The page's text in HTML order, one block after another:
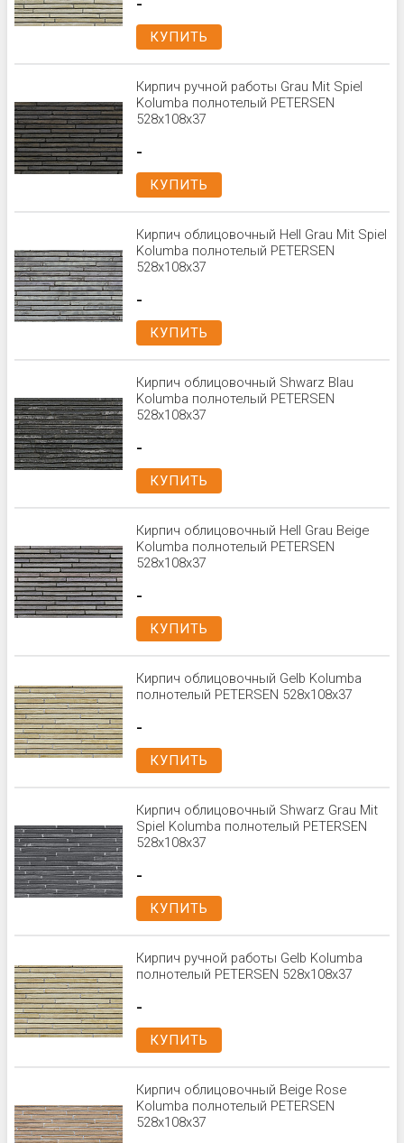
КУПИТЬ
Кирпич ручной работы Grau Mit Spiel
Kolumba полнотелый PETERSEN
528x108x37
-
КУПИТЬ
Кирпич облицовочный Hell Grau Mit Spiel
Kolumba полнотелый PETERSEN
528x108x37
-
КУПИТЬ
Кирпич облицовочный Shwarz Blau
Kolumba полнотелый PETERSEN
528x108x37
-
КУПИТЬ
Кирпич облицовочный Hell Grau Beige
Kolumba полнотелый PETERSEN
528x108x37
-
КУПИТЬ
Кирпич облицовочный Gelb Kolumba
полнотелый PETERSEN 528x108x37
-
КУПИТЬ
Кирпич облицовочный Shwarz Grau Mit
Spiel Kolumba полнотелый PETERSEN
528x108x37
-
КУПИТЬ
Кирпич ручной работы Gelb Kolumba
полнотелый PETERSEN 528x108x37
-
КУПИТЬ
Кирпич облицовочный Beige Rose
Kolumba полнотелый PETERSEN
528x108x37